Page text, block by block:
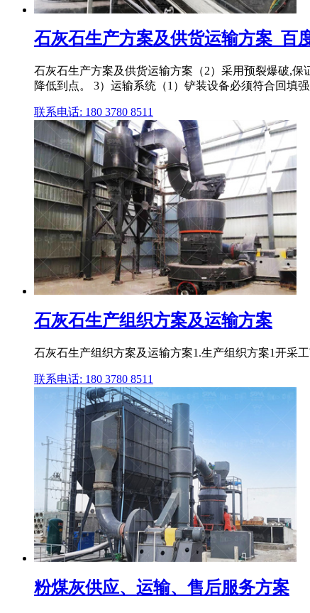
石灰石生产方案及供货运输方案_百
石灰石生产方案及供货运输方案（2）采用预裂爆破,
降低到点。 3）运输系统（1）铲装设备必须符合回填
联系电话: 180 3780 8511
石灰石生产组织方案及运输方案
石灰石生产组织方案及运输方案1.生产组织方案1开采
联系电话: 180 3780 8511
粉煤灰供应、运输、售后服务方案